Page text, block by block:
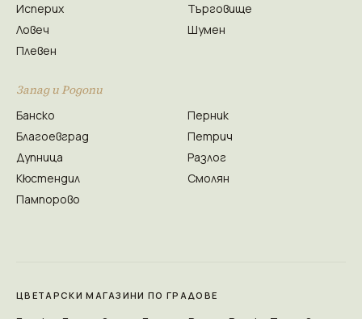
Исперих
Ловеч
Плевен
Търговище
Шумен
Запад и Родопи
Банско
Благоевград
Дупница
Кюстендил
Пампорово
Перник
Петрич
Разлог
Смолян
ЦВЕТАРСКИ МАГАЗИНИ ПО ГРАДОВЕ